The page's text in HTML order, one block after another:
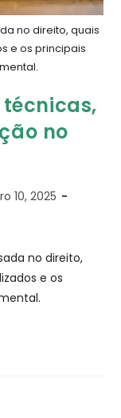
no direito, quais
e os principais
no
10, 2025
no direito,
e os